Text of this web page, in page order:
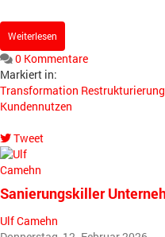
Weiterlesen
0 Kommentare
Markiert in:
Transformation Restrukturierung
Kundennutzen
Tweet
pinterest
Sanierungskiller
Ulf Camehn